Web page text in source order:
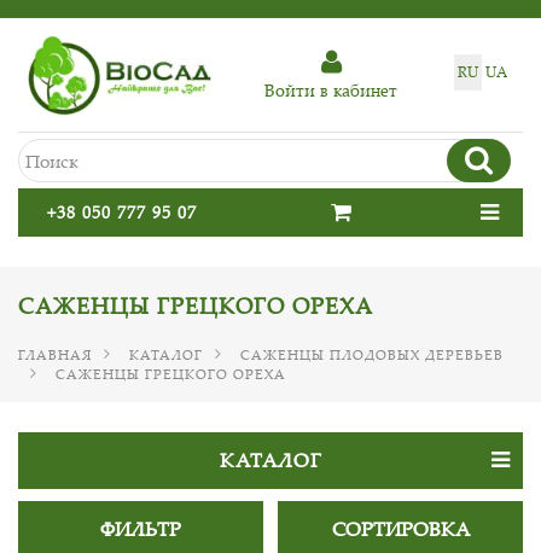
RU UA
Войти в кабинет
+38 050 777 95 07
CАЖЕНЦЫ ГРЕЦКОГО ОРЕХА
ГЛАВНАЯ КАТАЛОГ
САЖЕНЦЫ ПЛОДОВЫХ ДЕРЕВЬЕВ
CАЖЕНЦЫ ГРЕЦКОГО ОРЕХА
КАТАЛОГ
ФИЛЬТР СОРТИРОВКА